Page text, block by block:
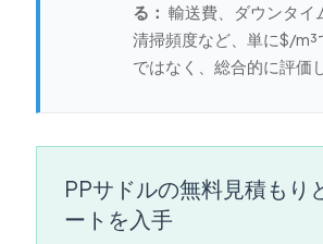
る： 輸送費、ダウンタイ
清掃頻度など、単に$/m³
ではなく、総合的に評価
PPサドルの無料見積もり
ートを入手